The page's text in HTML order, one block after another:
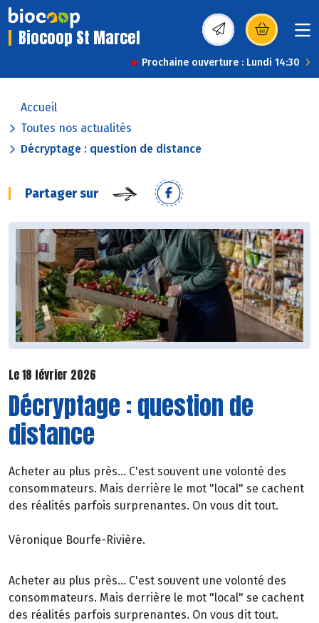
Biocoop St Marcel (s’ouvre dans une
Prochaine ouverture : Lundi 14:30
Accueil
Toutes nos actualités
Décryptage : question de distance
Partager sur
Le 18 février 2026
Décryptage : question de
distance
Acheter au plus près... C'est souvent une volonté des
consommateurs. Mais derrière le mot "local" se cachent
des réalités parfois surprenantes. On vous dit tout.
Véronique Bourfe-Rivière.
Acheter au plus près... C'est souvent une volonté des
consommateurs. Mais derrière le mot "local" se cachent
des réalités parfois surprenantes. On vous dit tout.